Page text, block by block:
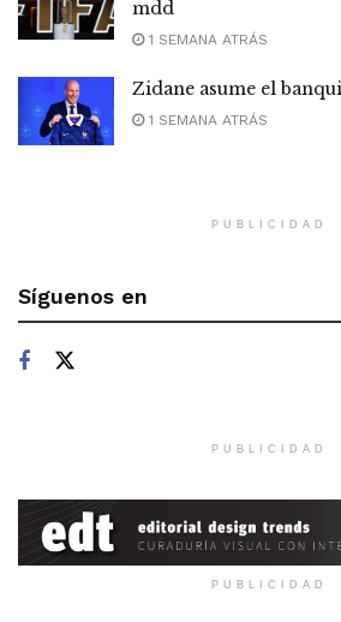
mdd
1 SEMANA ATRÁS
Zidane asume el
1 SEMANA ATRÁS
PUBLICIDAD
Síguenos en
PUBLICIDAD
PUBLICIDAD